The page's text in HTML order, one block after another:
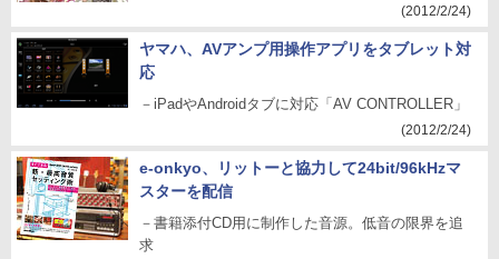
(2012/2/24)
ヤマハ、AVアンプ用操作アプリをタブレット対
応
－iPadやAndroidタブに対応「AV CONTROLLER」
(2012/2/24)
e-onkyo、リットーと協力して24bit/96kHzマ
スターを配信
－書籍添付CD用に制作した音源。低音の限界を追
求